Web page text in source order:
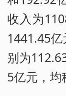
收入为
1441.45
别为
5亿元，均